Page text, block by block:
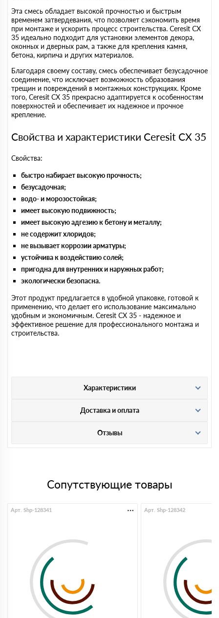
Эта смесь обладает высокой прочностью и быстрым
временем затвердевания, что позволяет сэкономить время
при монтаже и ускорить процесс строительства. Ceresit CX
35 идеально подходит для установки элементов декора,
оконных и дверных рам, а также для крепления камня,
бетона, кирпича и других материалов.
Благодаря своему составу, смесь обеспечивает безусадочное
соединение, что исключает возможность образования
трещин и повреждений в монтажных конструкциях. Кроме
того, Ceresit CX 35 прекрасно адаптируется к особенностям
поверхностей и обеспечивает их надежное и прочное
крепление.
Свойства и характеристики Ceresit CX 35
Свойства:
быстро набирает высокую прочность;
безусадочная;
водо- и морозостойкая;
имеет высокую подвижность;
имеет высокую адгезию к бетону и металлу;
не содержит хлоридов;
не вызывает коррозии арматуры;
устойчива к воздействию солей;
пригодна для внутренних и наружных работ;
экологически безопасна.
Этот продукт предлагается в удобной упаковке, готовой к
применению, что делает его использование максимально
удобным и экономичным. Ceresit CX 35 - надежное и
эффективное решение для профессионального монтажа и
строительства.
Характеристики
Доставка и оплата
Отзывы
Сопутствующие товары
Арт. Shp-128341 Арт. Shp-128342